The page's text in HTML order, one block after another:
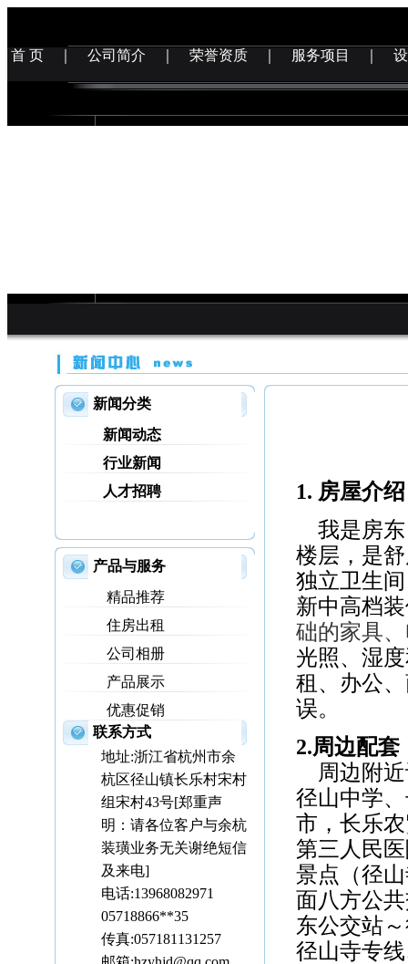
首 页 公司简介 荣誉资质 服务项目
新闻分类
新闻动态
行业新闻
人才招聘
产品与服务
精品推荐
住房出租
公司相册
产品展示
优惠促销
联系方式
地址:浙江省杭州市余
杭区径山镇长乐村宋村
组宋村43号[郑重声
明：请各位客户与余杭
装璜业务无关谢绝短信
及来电]
电话:13968082971
05718866**35
传真:057181131257
1. 房屋介绍
我是房
楼层，是
独立卫生
新中高档
础的家具
光照、湿
租、 办公、
误。
2.周边配套
周边附
径山中学、
市， 长乐
第三人民
景点（径
面八方公
东公交站
径山寺专